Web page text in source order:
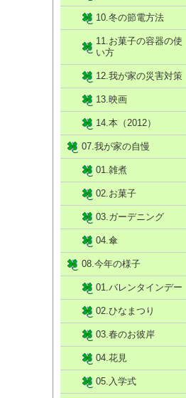
10.冬の節電方法
11.お菓子の容器の使
い方
12.我が家の災害対策
13.映画
14.本（2012）
07.我が家の自慢
01.雑煮
02.お菓子
03.ガーデニング
04.傘
08.今年の様子
01.バレンタインデー
02.ひなまつり
03.春のお彼岸
04.花見
05.入学式